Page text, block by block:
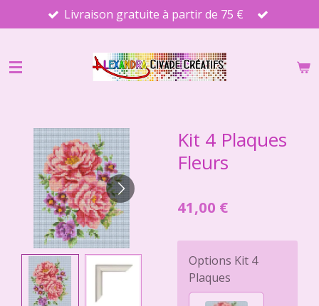
au
principal
Livraison gratuite à partir de 75 €
Kit 4 Plaques
Fleurs
41,00 €
Options Kit 4
Plaques